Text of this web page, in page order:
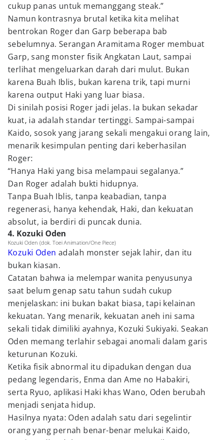
cukup panas untuk memanggang steak.”
Namun kontrasnya brutal ketika kita melihat
bentrokan Roger dan Garp beberapa bab
sebelumnya. Serangan Aramitama Roger membuat
Garp, sang monster fisik Angkatan Laut, sampai
terlihat mengeluarkan darah dari mulut. Bukan
karena Buah Iblis, bukan karena trik, tapi murni
karena output Haki yang luar biasa.
Di sinilah posisi Roger jadi jelas. Ia bukan sekadar
kuat, ia adalah standar tertinggi. Sampai-sampai
Kaido, sosok yang jarang sekali mengakui orang lain,
menarik kesimpulan penting dari keberhasilan
Roger:
“Hanya Haki yang bisa melampaui segalanya.”
Dan Roger adalah bukti hidupnya.
Tanpa Buah Iblis, tanpa keabadian, tanpa
regenerasi, hanya kehendak, Haki, dan kekuatan
absolut, ia berdiri di puncak dunia.
4. Kozuki Oden
Kozuki Oden (dok. Toei Animation/One Piece)
Kozuki Oden adalah monster sejak lahir, dan itu
bukan kiasan.
Catatan bahwa ia melempar wanita penyusunya
saat belum genap satu tahun sudah cukup
menjelaskan: ini bukan bakat biasa, tapi kelainan
kekuatan. Yang menarik, kekuatan aneh ini sama
sekali tidak dimiliki ayahnya, Kozuki Sukiyaki. Seakan
Oden memang terlahir sebagai anomali dalam garis
keturunan Kozuki.
Ketika fisik abnormal itu dipadukan dengan dua
pedang legendaris, Enma dan Ame no Habakiri,
serta Ryuo, aplikasi Haki khas Wano, Oden berubah
menjadi senjata hidup.
Hasilnya nyata: Oden adalah satu dari segelintir
orang yang pernah benar-benar melukai Kaido,